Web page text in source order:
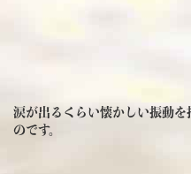
涙が出るくらい懐かしい振動
のです。